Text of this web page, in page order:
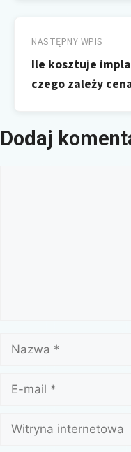
NASTĘPNY WPIS
Ile kosztuje
czego zależy
Dodaj
Nazwa
mail
Witryna
internetowa